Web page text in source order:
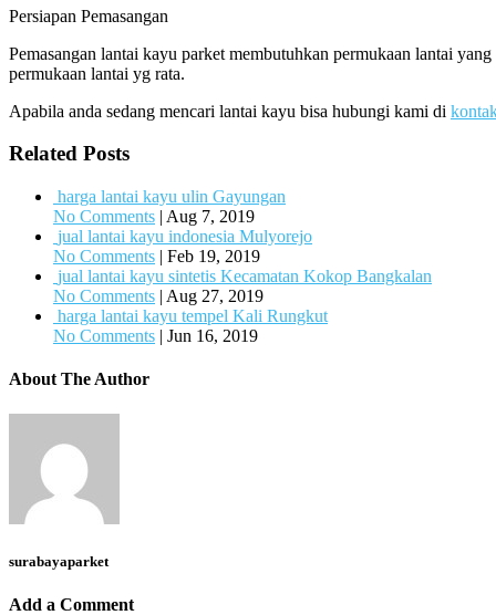
Persiapan Pemasangan
Pemasangan lantai kayu parket membutuhkan permukaan lantai
permukaan lantai yg rata.
Apabila anda sedang mencari lantai kayu bisa hubungi kami di
Related Posts
harga lantai kayu ulin Gayungan
No Comments | Aug 7, 2019
jual lantai kayu indonesia Mulyorejo
No Comments | Feb 19, 2019
jual lantai kayu sintetis Kecamatan Kokop Bangkalan
No Comments | Aug 27, 2019
harga lantai kayu tempel Kali Rungkut
No Comments | Jun 16, 2019
About The Author
surabayaparket
Add a Comment